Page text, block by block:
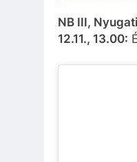
NB III,
12.11., 13.00: